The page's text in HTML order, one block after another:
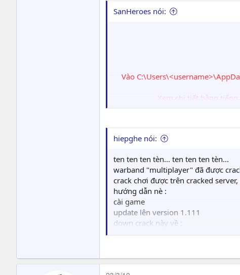
SanHeroes nói:
Vào
Xem chi tiết bằng
Tất cả việc phải làm
hiepghe nói:
ten ten ten tèn... ten ten ten tèn...
warband "multiplayer" đã được
crack chơi được trên cracked
hướng dẫn nè :
cài game
update lên version 1.111
down crack này về :
http://rapidshare.com/files/
dùng notepad để mở file hosts